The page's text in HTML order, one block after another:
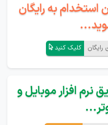
استخدام به رایگان
کلیک کنید
نرم افزار موبایل و